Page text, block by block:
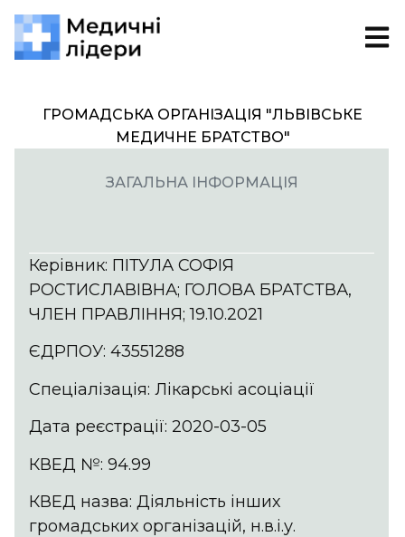
ГРОМАДСЬКА ОРГАНІЗАЦІЯ "ЛЬВІВСЬКЕ
МЕДИЧНЕ БРАТСТВО"
ЗАГАЛЬНА ІНФОРМАЦІЯ
Керівник: ПІТУЛА СОФІЯ
РОСТИСЛАВІВНА; ГОЛОВА БРАТСТВА,
ЧЛЕН ПРАВЛІННЯ; 19.10.2021
ЄДРПОУ: 43551288
Спеціалізація: Лікарські асоціації
Дата реєстрації: 2020-03-05
КВЕД №: 94.99
КВЕД назва: Діяльність інших
громадських організацій, н.в.і.у.